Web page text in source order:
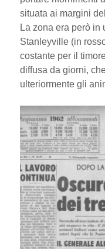
situata ai margini
La zona era però in
Stanleyville (in
costante per il
diffusa da giorni,
ulteriormente gli